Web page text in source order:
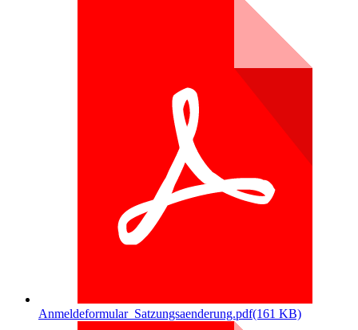
Anmeldeformular_Satzungsaenderung.pdf(161 KB)